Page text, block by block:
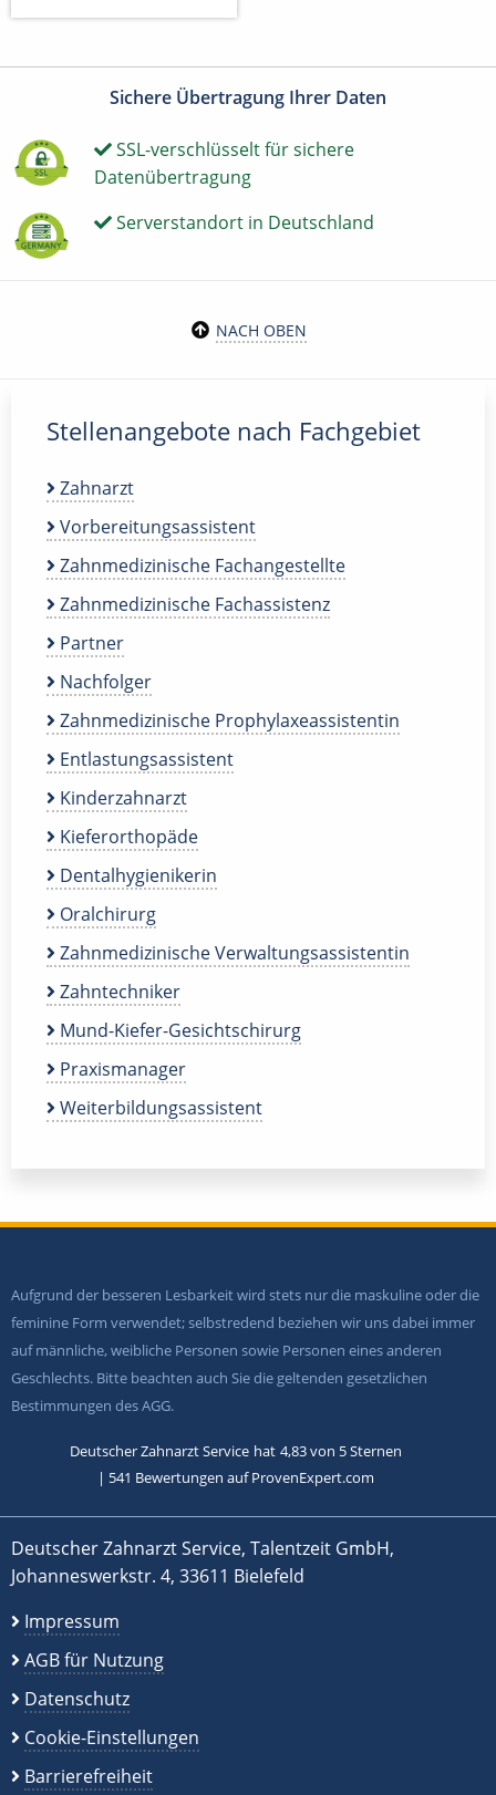
Sichere Übertragung Ihrer Daten
SSL-verschlüsselt für sichere
Datenübertragung
Serverstandort in Deutschland
NACH OBEN
Stellenangebote nach Fachgebiet
Zahnarzt
Vorbereitungsassistent
Zahnmedizinische Fachangestellte
Zahnmedizinische Fachassistenz
Partner
Nachfolger
Zahnmedizinische Prophylaxeassistentin
Entlastungsassistent
Kinderzahnarzt
Kieferorthopäde
Dentalhygienikerin
Oralchirurg
Zahnmedizinische Verwaltungsassistentin
Zahntechniker
Mund-Kiefer-Gesichtschirurg
Praxismanager
Weiterbildungsassistent
Aufgrund der besseren Lesbarkeit wird stets nur die maskuline oder die
feminine Form verwendet; selbstredend beziehen wir uns dabei immer
auf männliche, weibliche Personen sowie Personen eines anderen
Geschlechts. Bitte beachten auch Sie die geltenden gesetzlichen
Bestimmungen des AGG.
Deutscher Zahnarzt Service hat 4,83von 5Sternen
| 541 Bewertungen auf ProvenExpert.com
Deutscher Zahnarzt Service, Talentzeit GmbH,
Johanneswerkstr. 4, 33611 Bielefeld
Impressum
AGB für Nutzung
Datenschutz
Cookie-Einstellungen
Barrierefreiheit